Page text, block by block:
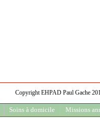
Copyright EHPAD Paul Gache
Soins à domicile Missions